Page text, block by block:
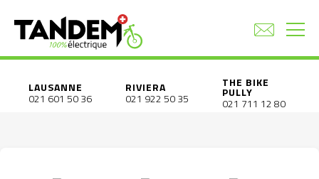
LAUSANNE
021 601 50 36
RIVIERA
021 922 50 35
THE BIKE
PULLY
021 711 12 80